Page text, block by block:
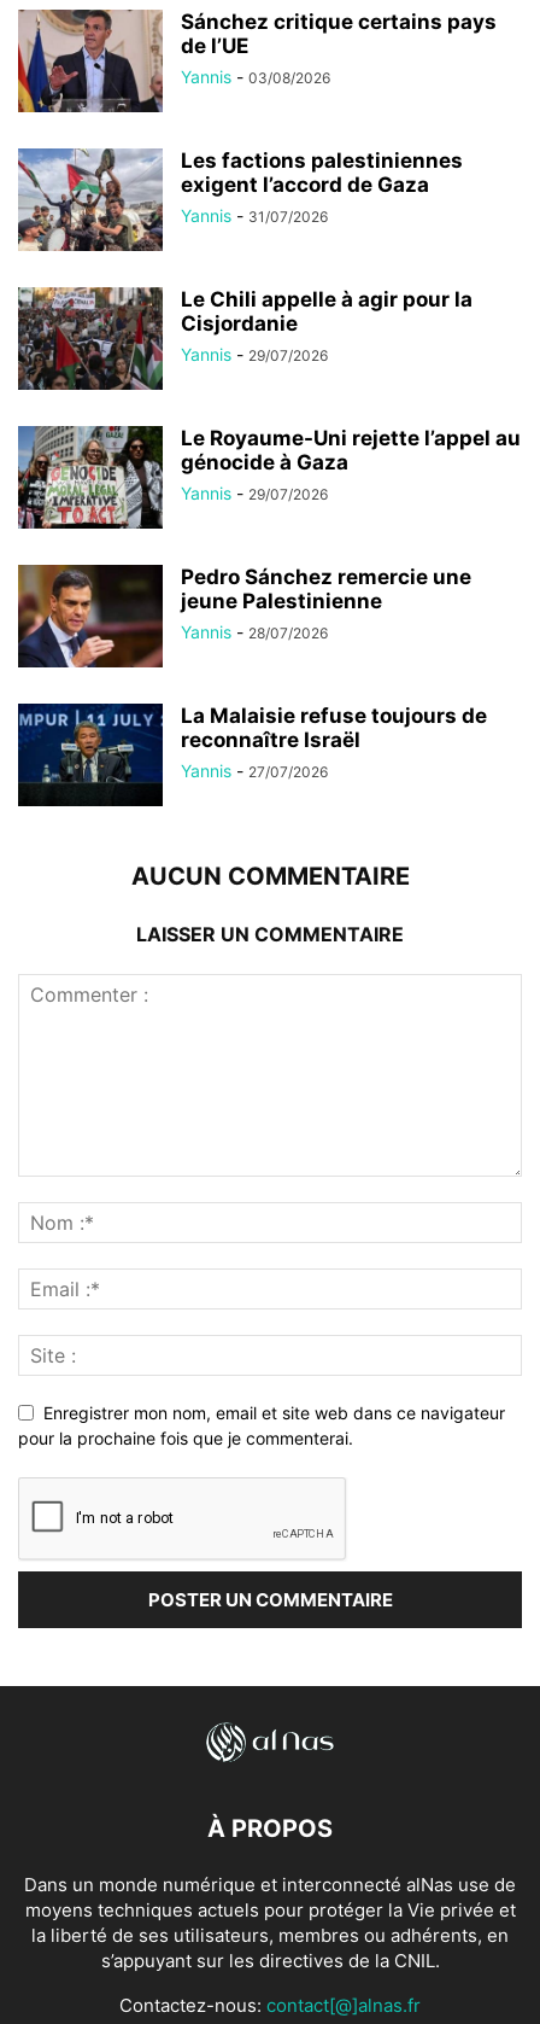
Sánchez critique certains pays
de l’UE
Yannis - 03/08/2026
Les factions palestiniennes
exigent l’accord de Gaza
Yannis - 31/07/2026
Le Chili appelle à agir pour la
Cisjordanie
Yannis - 29/07/2026
Le Royaume-Uni rejette l’appel au
génocide à Gaza
Yannis - 29/07/2026
Pedro Sánchez remercie une
jeune Palestinienne
Yannis - 28/07/2026
La Malaisie refuse toujours de
reconnaître Israël
Yannis - 27/07/2026
AUCUN COMMENTAIRE
LAISSER UN COMMENTAIRE
Enregistrer mon nom, email et site web dans ce navigateur
pour la prochaine fois que je commenterai.
À PROPOS
Dans un monde numérique et interconnecté alNas use de
moyens techniques actuels pour protéger la Vie privée et
la liberté de ses utilisateurs, membres ou adhérents, en
s’appuyant sur les directives de la CNIL.
Contactez-nous: contact[@]alnas.fr